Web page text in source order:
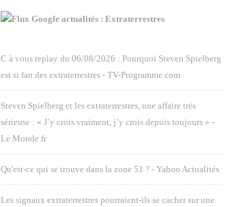
Google actualités : Extraterrestres
C à vous replay du 06/08/2026 : Pourquoi Steven Spielberg
est si fan des extraterrestres - TV-Programme.com
Steven Spielberg et les extraterrestres, une affaire très
sérieuse : « J’y crois vraiment, j’y crois depuis toujours » -
Le Monde.fr
Qu'est-ce qui se trouve dans la zone 51 ? - Yahoo Actualités
Les signaux extraterrestres pourraient-ils se cacher sur une